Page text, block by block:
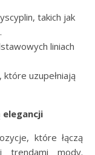
takich jak
liniach
uzupełniają
które łączą
trendami mody.